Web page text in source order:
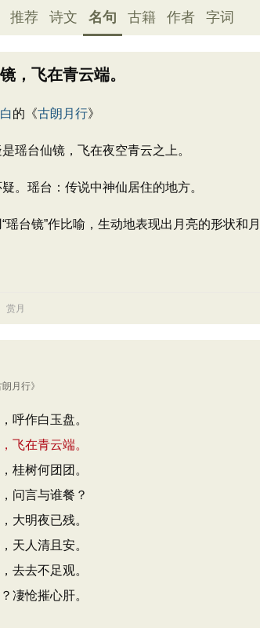
推荐 诗文 名句 古籍 作者 字词
，飞在青云端。
的《古朗月行》
瑶台仙镜，飞在夜空青云之上。
。瑶台：传说中神仙居住的地方。
瑶台镜”作比喻，生动地表现出月亮的形状和
赏月
朗月行》
呼作白玉盘。
飞在青云端。
桂树何团团。
问言与谁餐？
大明夜已残。
天人清且安。
去去不足观。
凄怆摧心肝。